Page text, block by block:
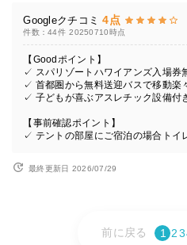
Googleクチコミ 4点
件数：44件 20250710時点
【Goodポイント】
✓ スパリゾートハワイアンズ入場券
✓ 首都圏から無料送迎バスで移動楽
✓ 子どもが喜ぶアスレチック設備付
【事前確認ポイント】
✓ テントの部屋にご宿泊の場合トイ
最終更新日 2026/07/29
前に戻る 1 23